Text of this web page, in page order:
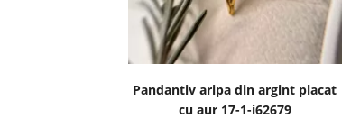
Pandantiv aripa din argint placat
cu aur 17-1-i62679